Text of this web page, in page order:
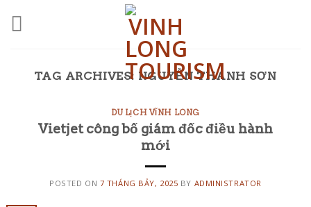
TAG ARCHIVES: NGUYỄN THANH SƠN
DU LỊCH VĨNH LONG
Vietjet công bố giám đốc điều hành
mới
POSTED ON 7 THÁNG BẢY, 2025 BY ADMINISTRATOR